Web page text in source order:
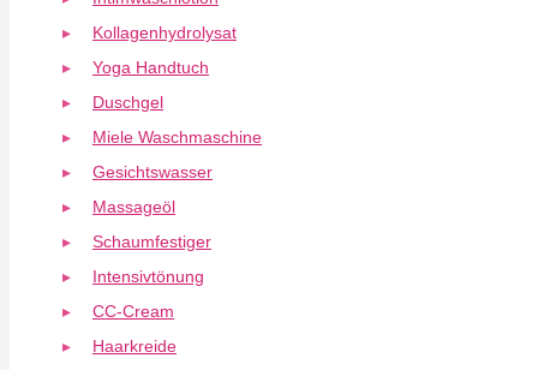
Kollagenhydrolysat
Yoga Handtuch
Duschgel
Miele Waschmaschine
Gesichtswasser
Massageöl
Schaumfestiger
Intensivtönung
CC-Cream
Haarkreide